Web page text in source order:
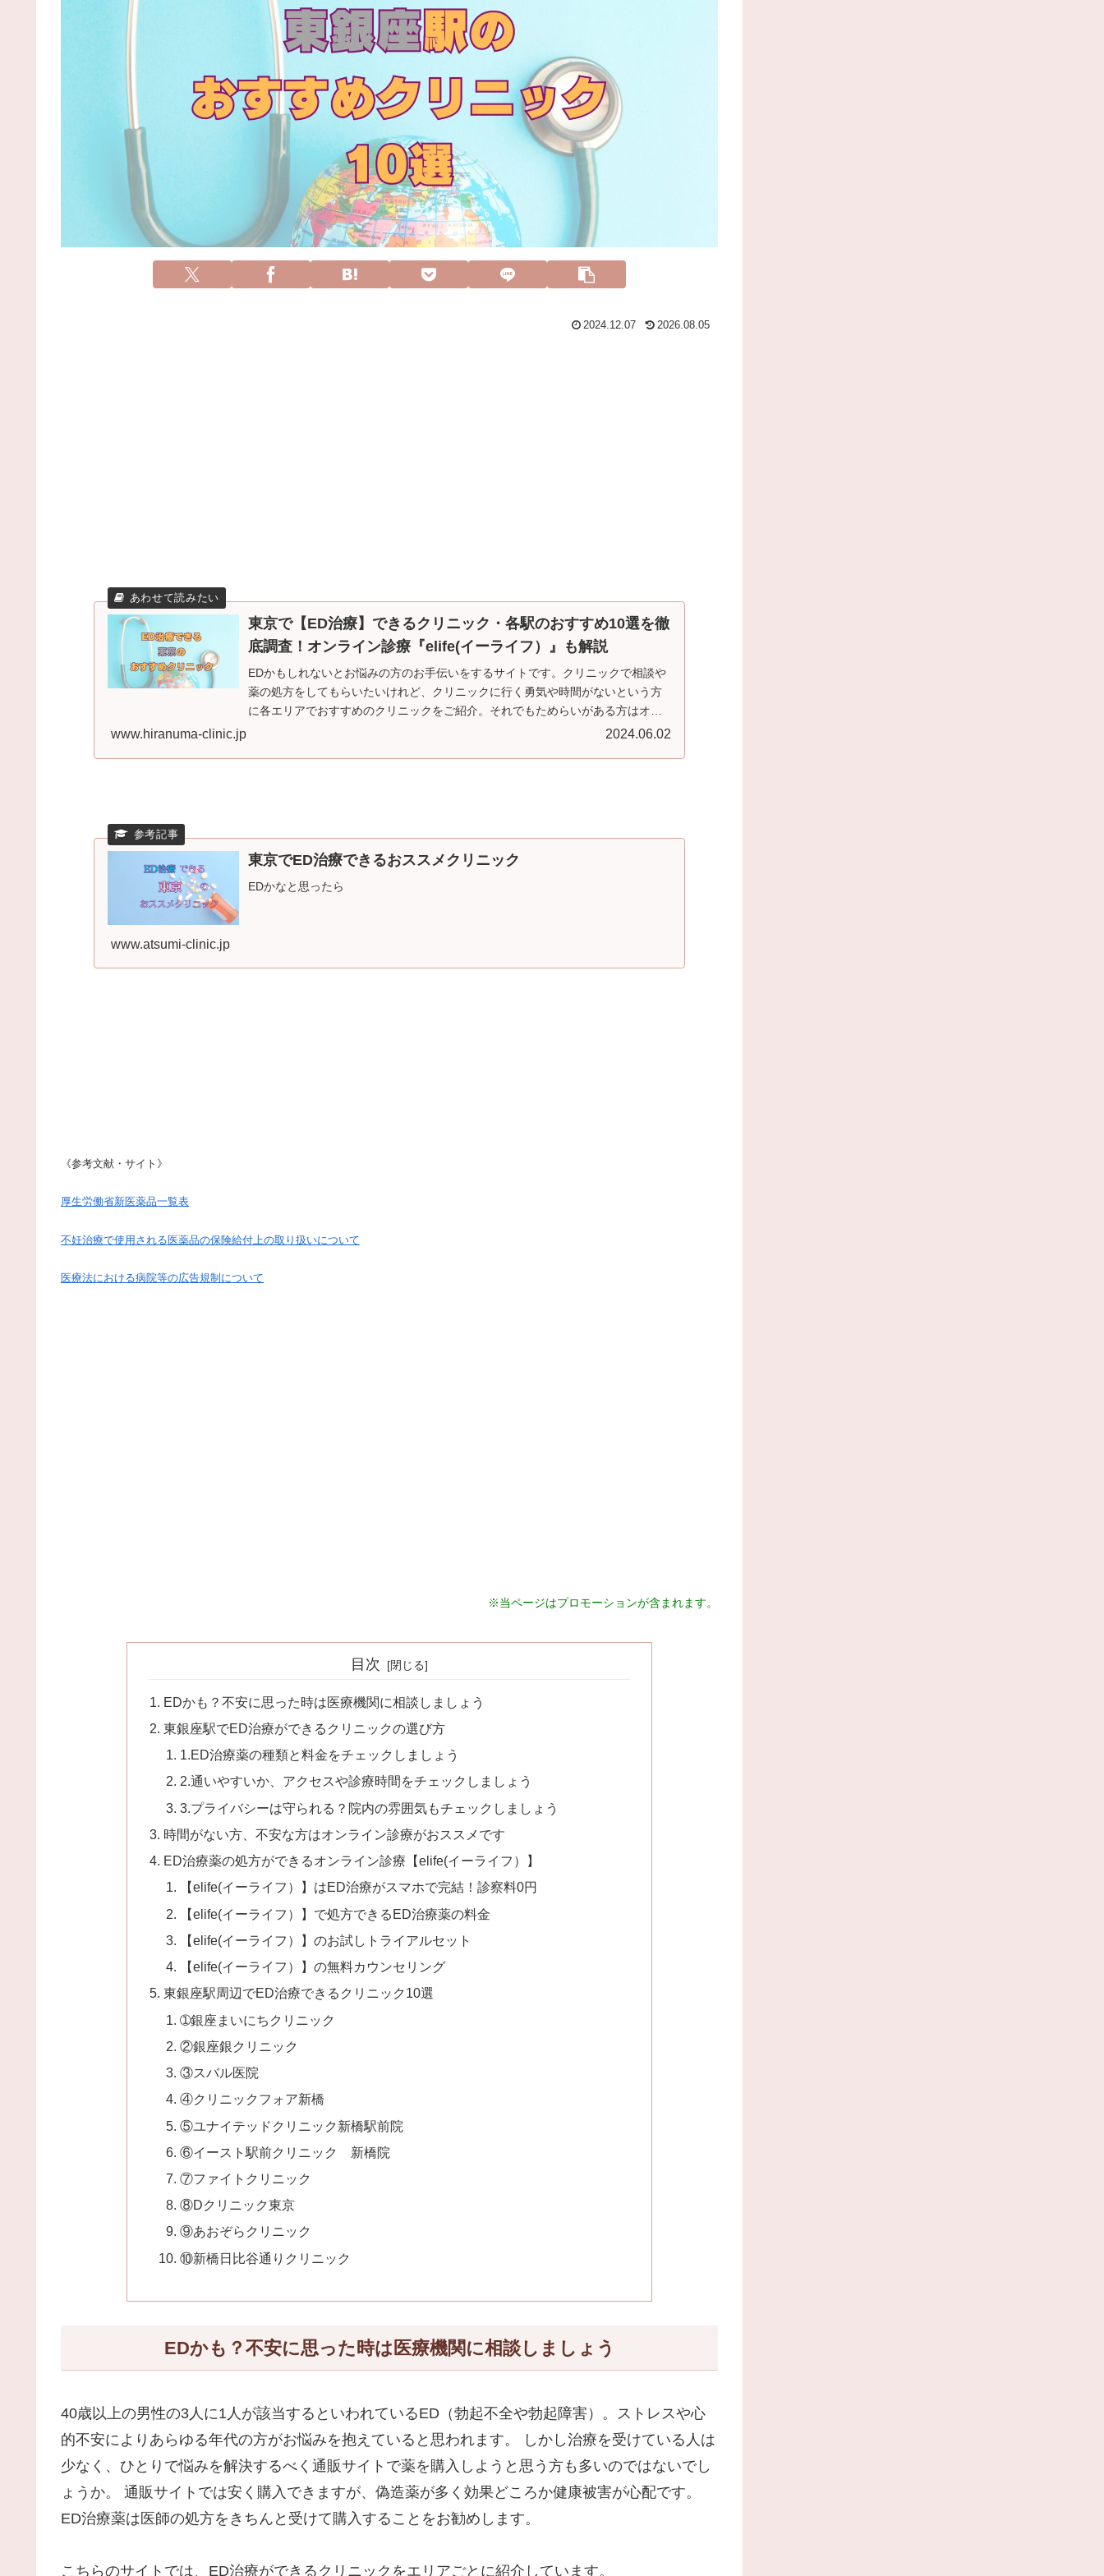
2024.12.07 2026.08.05
東京で【ED治療】できるクリニック・各駅のおすすめ10選を徹
底調査！オンライン診療『elife(イーライフ）』も解説
EDかもしれないとお悩みの方のお手伝いをするサイトです。クリニックで相談や
薬の処方をしてもらいたいけれど、クリニックに行く勇気や時間がないという方
に各エリアでおすすめのクリニックをご紹介。それでもためらいがある方はオン
www.hiranuma-clinic.jp 2024.06.02
東京でED治療できるおススメクリニック
EDかなと思ったら
www.atsumi-clinic.jp
《参考文献・サイト》
厚生労働省新医薬品一覧表
不妊治療で使用される医薬品の保険給付上の取り扱いについて
医療法における病院等の広告規制について
※当ページはプロモーションが含まれます。
目次
EDかも？不安に思った時は医療機関に相談しましょう
東銀座駅でED治療ができるクリニックの選び方
1.ED治療薬の種類と料金をチェックしましょう
2.通いやすいか、アクセスや診療時間をチェックしましょう
3.プライバシーは守られる？院内の雰囲気もチェックしましょう
時間がない方、不安な方はオンライン診療がおススメです
ED治療薬の処方ができるオンライン診療【elife(イーライフ）】
【elife(イーライフ）】はED治療がスマホで完結！診察料0円
【elife(イーライフ）】で処方できるED治療薬の料金
【elife(イーライフ）】のお試しトライアルセット
【elife(イーライフ）】の無料カウンセリング
東銀座駅周辺でED治療できるクリニック10選
➀銀座まいにちクリニック
②銀座銀クリニック
③スバル医院
④クリニックフォア新橋
⑤ユナイテッドクリニック新橋駅前院
⑥イースト駅前クリニック 新橋院
⑦ファイトクリニック
⑧Dクリニック東京
⑨あおぞらクリニック
⑩新橋日比谷通りクリニック
EDかも？不安に思った時は医療機関に相談しましょう
40歳以上の男性の3人に1人が該当するといわれているED（勃起不全や勃起障害）。ストレスや心
的不安によりあらゆる年代の方がお悩みを抱えていると思われます。 しかし治療を受けている人は
少なく、ひとりで悩みを解決するべく通販サイトで薬を購入しようと思う方も多いのではないでし
ょうか。 通販サイトでは安く購入できますが、偽造薬が多く効果どころか健康被害が心配です。
ED治療薬は医師の処方をきちんと受けて購入することをお勧めします。
こちらのサイトでは、ED治療ができるクリニックをエリアごとに紹介しています。